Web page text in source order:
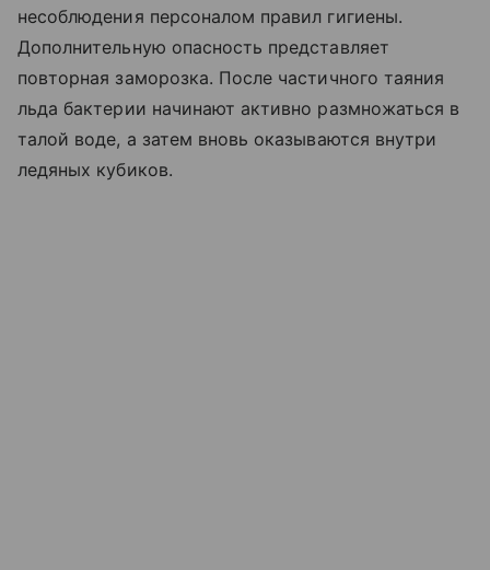
несоблюдения персоналом правил гигиены.
Дополнительную опасность представляет
повторная заморозка. После частичного таяния
льда бактерии начинают активно размножаться в
талой воде, а затем вновь оказываются внутри
ледяных кубиков.